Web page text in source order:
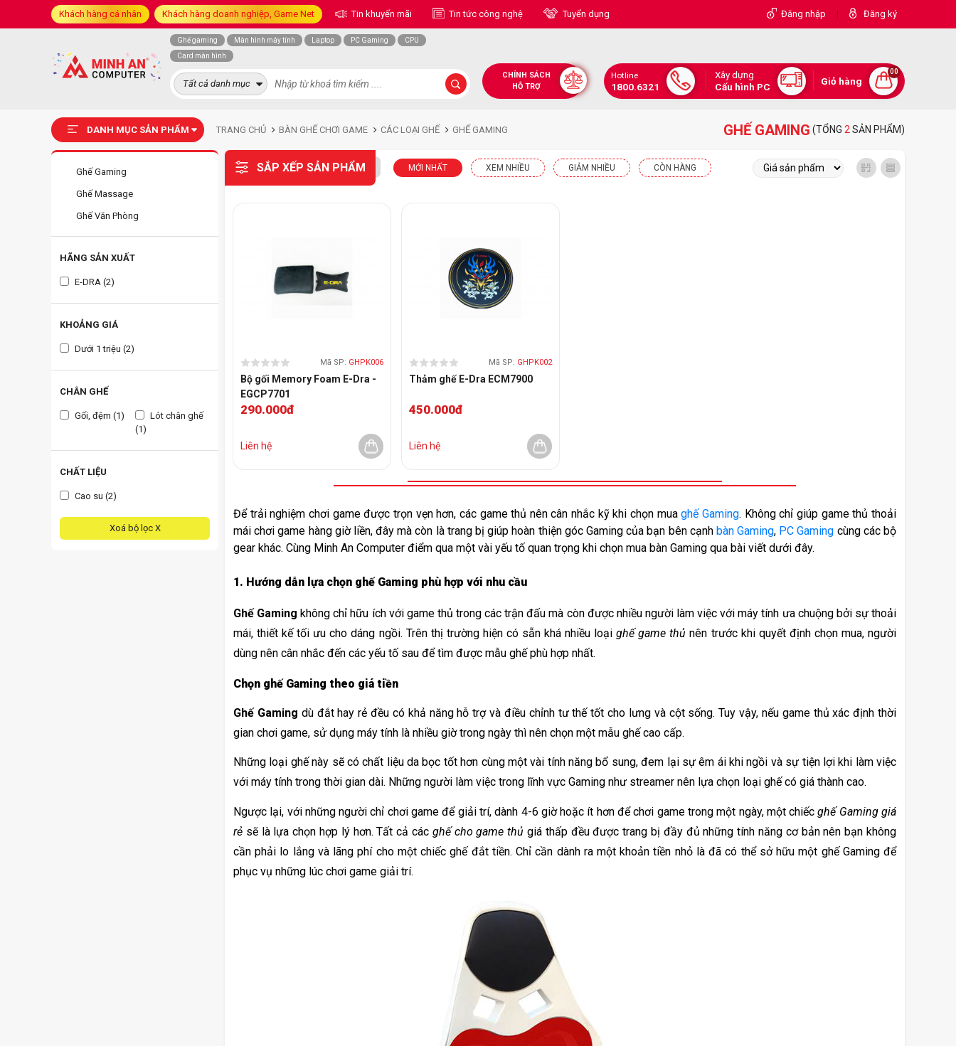
Khách hàng cá nhân Khách hàng doanh nghiệp, Game Net Tin khuyến mãi Tin tức công nghệ Tuyển dụng Đăng nhập | Đăng ký
Ghế gaming Màn hình máy tính Laptop PC Gaming
CPU
Card màn hình
Tất cả danh mục
CHÍNH SÁCH
HỖ TRỢ
Hotline
1800.6321
Xây dựng
Cấu hình PC
Giỏ hàng
00
DANH MỤC SẢN PHẨM TRANG CHỦ BÀN GHẾ CHƠI GAME CÁC LOẠI GHẾ GHẾ GAMING GHẾ GAMING (TỔNG 2 SẢN PHẨM)
Ghế Gaming
Ghế Massage
Ghế Văn Phòng
HÃNG SẢN XUẤT
E-DRA (2)
KHOẢNG GIÁ
Dưới 1 triệu (2)
CHÂN GHẾ
Gối, đệm (1)
Lót chân ghế
(1)
CHẤT LIỆU
Cao su (2)
Xoá bộ lọc X
SẮP XẾP SẢN PHẨM MỚI NHẤT XEM NHIỀU GIẢM NHIỀU CÒN HÀNG
Mã SP: GHPK006
Bộ gối Memory Foam E-Dra -
EGCP7701
290.000đ
Liên hệ
Mã SP: GHPK002
Thảm ghế E-Dra ECM7900
450.000đ
Liên hệ
Để trải nghiệm chơi game được trọn vẹn hơn, các game thủ nên cân nhắc kỹ khi chọn mua ghế Gaming. Không chỉ giúp game thủ thoải
mái chơi game hàng giờ liền, đây mà còn là trang bị giúp hoàn thiện góc Gaming của bạn bên cạnh bàn Gaming, PC Gaming cùng các bộ
gear khác. Cùng Minh An Computer điểm qua một vài yếu tố quan trọng khi chọn mua bàn Gaming qua bài viết dưới đây.
1. Hướng dẫn lựa chọn ghế Gaming phù hợp với nhu cầu
Ghế Gaming không chỉ hữu ích với game thủ trong các trận đấu mà còn được nhiều người làm việc với máy tính ưa chuộng bởi sự thoải
mái, thiết kế tối ưu cho dáng ngồi. Trên thị trường hiện có sẵn khá nhiều loại ghế game thủ nên trước khi quyết định chọn mua, người
dùng nên cân nhắc đến các yếu tố sau để tìm được mẫu ghế phù hợp nhất.
Chọn ghế Gaming theo giá tiền
Ghế Gaming dù đắt hay rẻ đều có khả năng hỗ trợ và điều chỉnh tư thế tốt cho lưng và cột sống. Tuy vậy, nếu game thủ xác định thời
gian chơi game, sử dụng máy tính là nhiều giờ trong ngày thì nên chọn một mẫu ghế cao cấp.
Những loại ghế này sẽ có chất liệu da bọc tốt hơn cùng một vài tính năng bổ sung, đem lại sự êm ái khi ngồi và sự tiện lợi khi làm việc
với máy tính trong thời gian dài. Những người làm việc trong lĩnh vực Gaming như streamer nên lựa chọn loại ghế có giá thành cao.
Ngược lại, với những người chỉ chơi game để giải trí, dành 4-6 giờ hoặc ít hơn để chơi game trong một ngày, một chiếc ghế Gaming giá
rẻ sẽ là lựa chọn hợp lý hơn. Tất cả các ghế cho game thủ giá thấp đều được trang bị đầy đủ những tính năng cơ bản nên bạn không
cần phải lo lắng và lãng phí cho một chiếc ghế đắt tiền. Chỉ cần dành ra một khoản tiền nhỏ là đã có thể sở hữu một ghế Gaming để
phục vụ những lúc chơi game giải trí.